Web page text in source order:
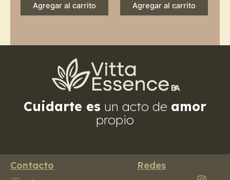
Agregar al carrito Agregar al carrito
Cuidarte es un acto de amor
propio
Contacto Redes